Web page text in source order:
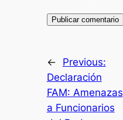
←
Previous:
Declaración
FAM: Amenazas
a Funcionarios